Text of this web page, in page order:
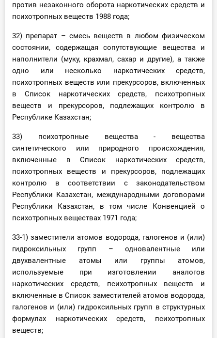
против незаконного оборота наркотических средств и
психотропных веществ 1988 года;
32) препарат – смесь веществ в любом физическом
состоянии, содержащая сопутствующие вещества и
наполнители (муку, крахмал, сахар и другие), а также
одно или несколько наркотических средств,
психотропных веществ или прекурсоров, включенных
в Список наркотических средств, психотропных
веществ и прекурсоров, подлежащих контролю в
Республике Казахстан;
33) психотропные вещества - вещества
синтетического или природного происхождения,
включенные в Список наркотических средств,
психотропных веществ и прекурсоров, подлежащих
контролю в соответствии с законодательством
Республики Казахстан, международными договорами
Республики Казахстан, в том числе Конвенцией о
психотропных веществах 1971 года;
33-1) заместители атомов водорода, галогенов и (или)
гидроксильных групп – одновалентные или
двухвалентные атомы или группы атомов,
используемые при изготовлении аналогов
наркотических средств, психотропных веществ и
включенные в Список заместителей атомов водорода,
галогенов и (или) гидроксильных групп в структурных
формулах наркотических средств, психотропных
веществ;